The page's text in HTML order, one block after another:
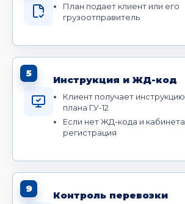
План подает клиент или его
грузоотправитель
5
Инструкция и ЖД-код
Клиент получает
плана ГУ-12
Если нет ЖД-кода и
регистрация
9
Контроль перевозки